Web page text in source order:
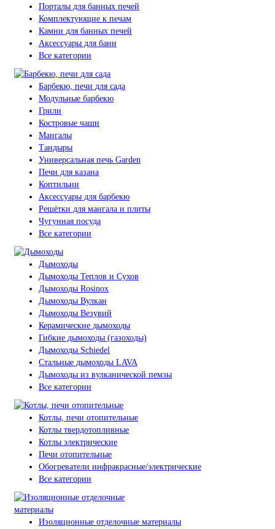
Порталы для банных печей
Комплектующие к печам
Камни для банных печей
Аксессуары для бани
Все категории
Барбекю, печи для сада
Модульные барбекю
Грили
Костровые чаши
Мангалы
Тандыры
Универсальная печь Garden
Печи для казана
Коптильни
Аксессуары для барбекю
Решётки для мангала и плиты
Чугунная посуда
Все категории
Дымоходы
Дымоходы Теплов и Сухов
Дымоходы Rosinox
Дымоходы Вулкан
Дымоходы Везувий
Керамические дымоходы
Гибкие дымоходы (газоходы)
Дымоходы Schiedel
Стальные дымоходы LAVA
Дымоходы из вулканической пемзы
Все категории
Котлы, печи отопительные
Котлы твердотопливные
Котлы электрические
Печи отопительные
Обогреватели инфракрасные/электрические
Все категории
Изоляционные отделочные материалы